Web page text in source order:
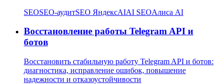
SEOSEO-аудитSEO ЯндексAIAI SEOАлиса AI
Восстановление работы Telegram API и
ботов
Восстановить стабильную работу Telegram API и ботов:
диагностика, исправление ошибок, повышение
надежности и отказоустойчивости